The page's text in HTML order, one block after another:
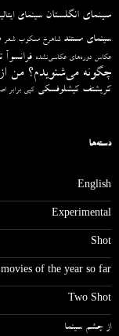
سینمای انگلستان سینمای
سینمای مستند شاهرخ مسکوب شعر
عکاس دوره‌های عکاسی‌نشده فرانسوآ
چگونه می‌شنویدم؟ من
کریشتف کیشلوفسکی کپی برابر
دسته‌ها
English
Experimental
Shot
movies of the year so far
Two Shot
از چشم سینما